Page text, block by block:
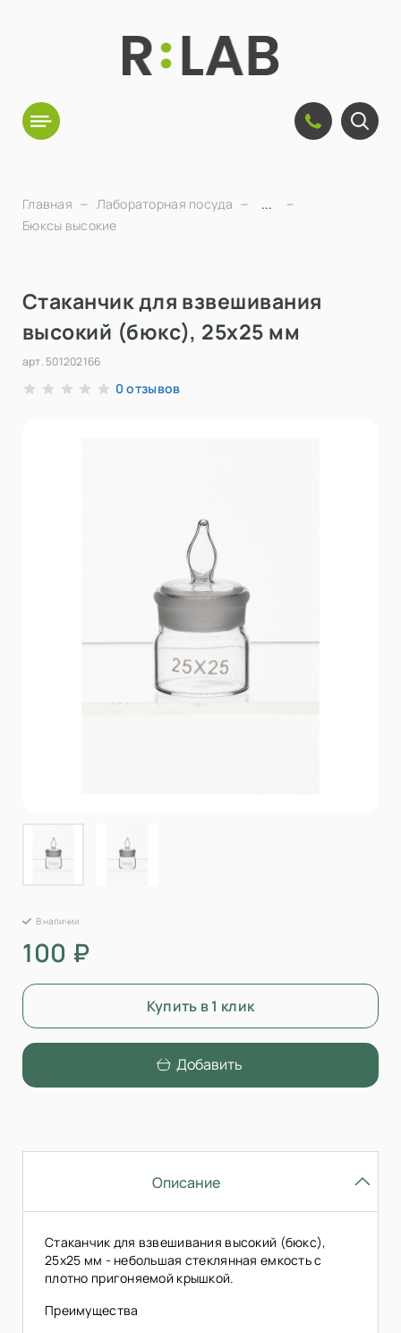
Главная Лабораторная посуда
...
Бюксы высокие
Стаканчик для взвешивания
высокий (бюкс), 25х25 мм
арт. 501202166
0 отзывов
В наличии
100 ₽
Купить в 1 клик
Добавить
Описание
Стаканчик для взвешивания высокий (бюкс),
25х25 мм - небольшая стеклянная емкость с
плотно пригоняемой крышкой.
Преимущества